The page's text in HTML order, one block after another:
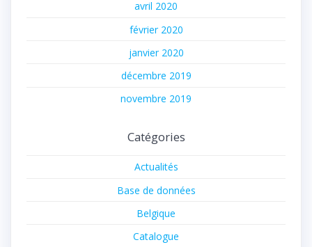
avril 2020
février 2020
janvier 2020
décembre 2019
novembre 2019
Catégories
Actualités
Base de données
Belgique
Catalogue